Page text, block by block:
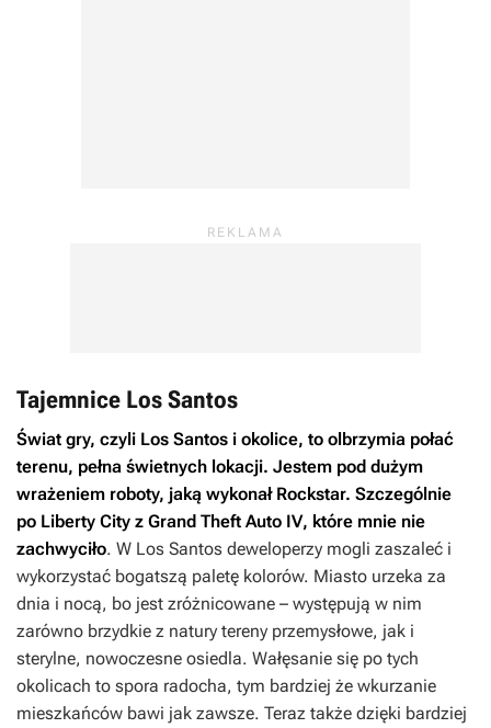
Tajemnice Los Santos
Świat gry, czyli Los Santos i okolice, to olbrzymia połać
terenu, pełna świetnych lokacji. Jestem pod dużym
wrażeniem roboty, jaką wykonał Rockstar. Szczególnie
po Liberty City z Grand Theft Auto IV, które mnie nie
zachwyciło. W Los Santos deweloperzy mogli zaszaleć i
wykorzystać bogatszą paletę kolorów. Miasto urzeka za
dnia i nocą, bo jest zróżnicowane – występują w nim
zarówno brzydkie z natury tereny przemysłowe, jak i
sterylne, nowoczesne osiedla. Wałęsanie się po tych
okolicach to spora radocha, tym bardziej że wkurzanie
mieszkańców bawi jak zawsze. Teraz także dzięki bardziej